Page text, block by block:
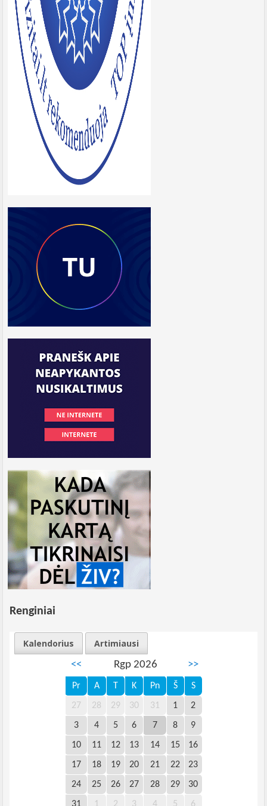
Renginiai
Kalendorius
Artimiausi
<<
Rgp 2026 >>
Pr A T K Pn Š S
27 28 29 30 31 1 2
3 4 5 6 7 8 9
10 11 12 13 14 15 16
17 18 19 20 21 22 23
24 25 26 27 28 29 30